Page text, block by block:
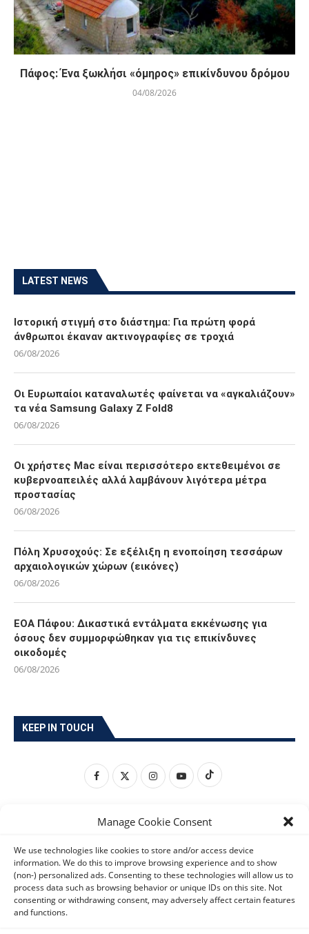
Manage Cookie Consent
We use technologies like cookies to store and/or access device
information. We do this to improve browsing experience and to show
(non-) personalized ads. Consenting to these technologies will allow us to
process data such as browsing behavior or unique IDs on this site. Not
consenting or withdrawing consent, may adversely affect certain features
and functions.
Πάφος: Ένα ξωκλήσι «όμηρος» επικίνδυνου δρόμου
04/08/2026
LATEST NEWS
Ιστορική στιγμή στο διάστημα: Για πρώτη φορά
άνθρωποι έκαναν ακτινογραφίες σε τροχιά
06/08/2026
Οι Ευρωπαίοι καταναλωτές φαίνεται να «αγκαλιάζουν»
τα νέα Samsung Galaxy Z Fold8
06/08/2026
Οι χρήστες Mac είναι περισσότερο εκτεθειμένοι σε
κυβερνοαπειλές αλλά λαμβάνουν λιγότερα μέτρα
προστασίας
06/08/2026
Πόλη Χρυσοχούς: Σε εξέλιξη η ενοποίηση τεσσάρων
αρχαιολογικών χώρων (εικόνες)
06/08/2026
ΕΟΑ Πάφου: Δικαστικά εντάλματα εκκένωσης για
όσους δεν συμμορφώθηκαν για τις επικίνδυνες
οικοδομές
06/08/2026
KEEP IN TOUCH